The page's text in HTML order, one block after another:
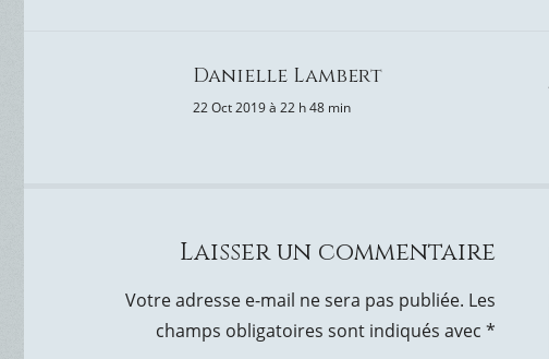
Danielle Lambert
22 Oct 2019 à 22 h 48 min
Laisser un commentaire
Votre adresse e-mail ne sera pas publiée. Les
champs obligatoires sont indiqués avec *